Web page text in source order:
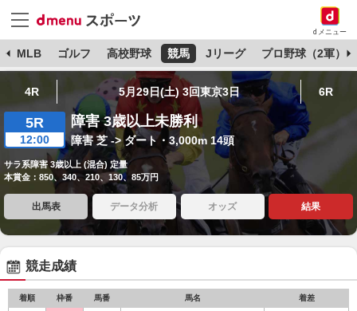
dメニュー
MLB ゴルフ 高校野球 競馬 Jリーグ プロ野球（2軍）
4R 5月29日(土) 3回東京3日 6R
5R
12:00
障害 3歳以上未勝利
障害 芝 -> ダート・3,000m 14頭
サラ系障害 3歳以上 (混合) 定量
本賞金：850、340、210、130、85万円
出馬表 データ分析 オッズ 結果
競走成績
着順 枠番 馬番 馬名 着差